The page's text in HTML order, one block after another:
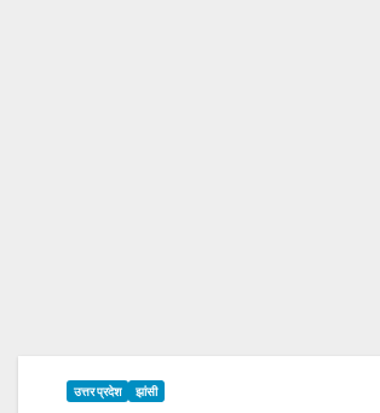
उत्तर प्रदेश झांसी